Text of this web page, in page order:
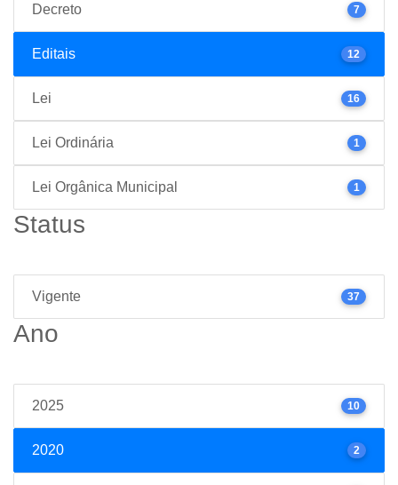
Decreto 7
Editais 12
Lei 16
Lei Ordinária 1
Lei Orgânica Municipal 1
Status
Vigente 37
Ano
2025 10
2020 2